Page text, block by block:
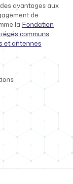
avantages aux
de
la Fondation
communs
et antennes